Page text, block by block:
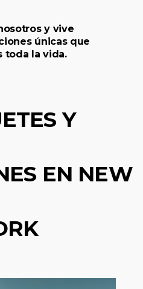
y vive
únicas que
toda la vida.
Y
EN NEW